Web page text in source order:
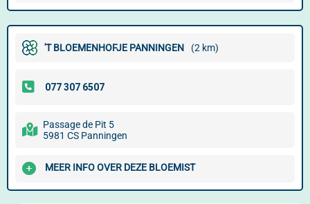
'T BLOEMENHOFJE PANNINGEN (2 km)
Passage de Pit 5
5981 CS Panningen
MEER INFO OVER DEZE BLOEMIST